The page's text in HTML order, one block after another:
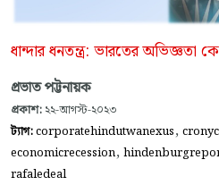
ধান্দার ধনতন্ত্র: ভারতের অভিজ্ঞতা
প্রভাত পট্টনায়ক
প্রকাশ: ২২-আগস্ট-২০২৩
ট্যাগ:corporatehindutwanexus,
economicrecession,
rafaledeal